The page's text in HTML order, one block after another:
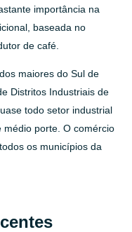
importância na
baseada no
de café.
maiores do Sul de
Distritos Industriais de
todo setor industrial
médio porte. O comércio
os municípios da